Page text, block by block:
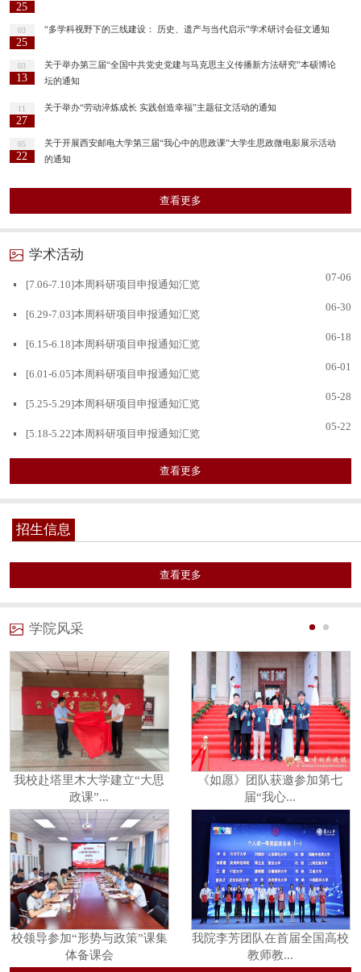
25
03
25
“多学科视野下的三线建设： 历史、遗产与当代启示”学术研讨会征文通知
03
13
关于举办第三届“全国中共党史党建与马克思主义传播新方法研究”本硕博论
坛的通知
11
27
关于举办“劳动淬炼成长 实践创造幸福”主题征文活动的通知
05
22
关于开展西安邮电大学第三届“我心中的思政课”大学生思政微电影展示活动
的通知
查看更多
学术活动
[7.06-7.10]本周科研项目申报通知汇览
07-06
[6.29-7.03]本周科研项目申报通知汇览
06-30
[6.15-6.18]本周科研项目申报通知汇览
06-18
[6.01-6.05]本周科研项目申报通知汇览
06-01
[5.25-5.29]本周科研项目申报通知汇览
05-28
[5.18-5.22]本周科研项目申报通知汇览
05-22
查看更多
招生信息
查看更多
学院风采
我校赴塔里木大学建立“大思
政课”...
《如愿》团队获邀参加第七
届“我心...
校领导参加“形势与政策”课集
体备课会
我院李芳团队在首届全国高校
教师教...